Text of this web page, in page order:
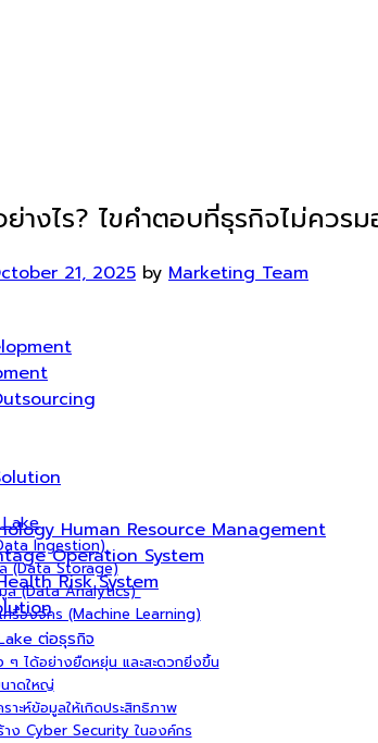
Human Resource Management
Operation System
Risk System
งไร? ไขคำตอบที่ธุรกิจไม่ควรม
21, 2025 by Marketing Team
Ingestion)
(Data Storage)
มูล (Data Analytics)
ครื่องจักร (Machine Learning)
ต่อธุรกิจ
ๆ ได้อย่างยืดหยุ่น และสะดวกยิ่งขึ้น
าดใหญ่
าะห์ข้อมูลให้เกิดประสิทธิภาพ
าง Cyber Security ในองค์กร